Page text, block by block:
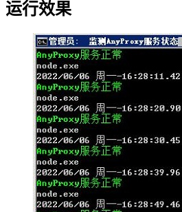
运行效果